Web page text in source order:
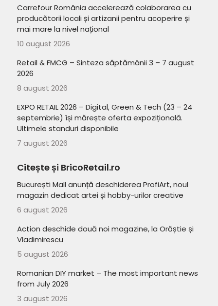
Carrefour România accelerează colaborarea cu
producătorii locali și artizanii pentru acoperire și
mai mare la nivel național
10 august 2026
Retail & FMCG – Sinteza săptămânii 3 – 7 august
2026
8 august 2026
EXPO RETAIL 2026 – Digital, Green & Tech (23 – 24
septembrie) își mărește oferta expozițională.
Ultimele standuri disponibile
7 august 2026
Citește și BricoRetail.ro
București Mall anunță deschiderea ProfiArt, noul
magazin dedicat artei și hobby-urilor creative
6 august 2026
Action deschide două noi magazine, la Orăștie și
Vladimirescu
5 august 2026
Romanian DIY market – The most important news
from July 2026
3 august 2026